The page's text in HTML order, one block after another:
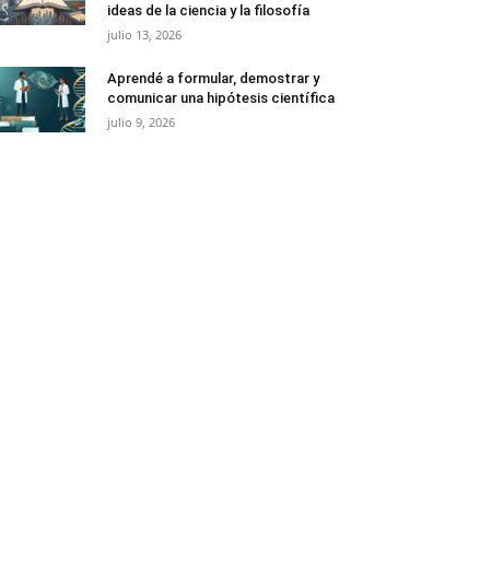
ideas de la ciencia y la filosofía
julio 13, 2026
Aprendé a formular, demostrar y
comunicar una hipótesis científica
julio 9, 2026